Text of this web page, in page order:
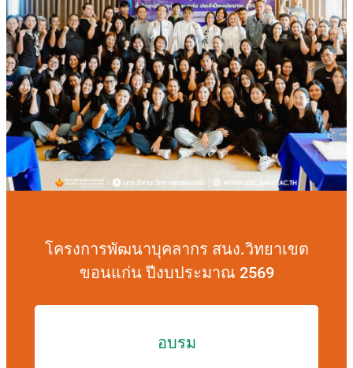
โครงการพัฒนาบุคลากร สนง.วิทยาเขต
ขอนแก่น ปีงบประมาณ 2569
อบรม